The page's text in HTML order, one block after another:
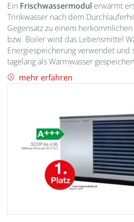
Ein Frischwassermodul erwärmt
Trinkwasser nach dem
Gegensatz zu einem
bzw. Boiler wird das Lebensmittel
Energiespeicherung verwendet und
tagelang als Warmwasser
mehr erfahren